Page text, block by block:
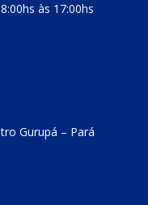
às 17:00hs
Gurupá – Pará